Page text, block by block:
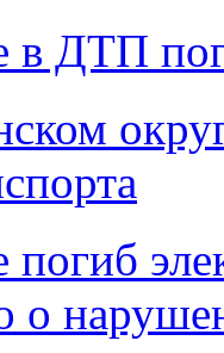
в ДТП
погиб
о